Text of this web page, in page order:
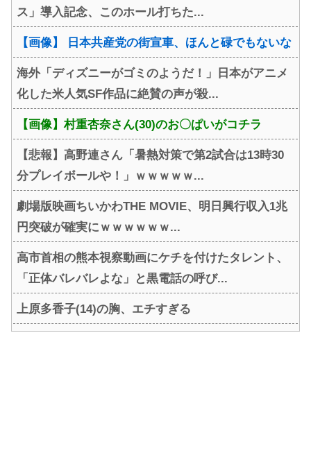
ス」導入記念、このホール打ちた...
【画像】 日本共産党の街宣車、ほんと碌でもないな
海外「ディズニーがゴミのようだ！」日本がアニメ
化した米人気SF作品に絶賛の声が殺...
【画像】村重杏奈さん(30)のお〇ぱいがコチラ
【悲報】高野連さん「暑熱対策で第2試合は13時30
分プレイボールや！」ｗｗｗｗｗ...
劇場版映画ちいかわTHE MOVIE、明日興行収入1兆
円突破が確実にｗｗｗｗｗｗ...
高市首相の熊本視察動画にケチを付けたタレント、
「正体バレバレよな」と黒電話の呼び...
上原多香子(14)の胸、エチすぎる